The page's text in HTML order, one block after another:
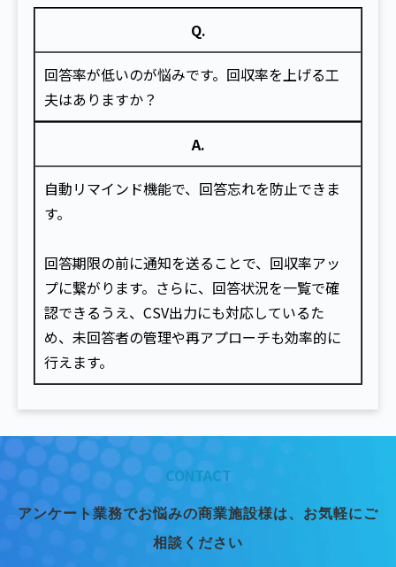
Q.
回答率が低いのが悩みです。回収率を上げる工
夫はありますか？
A.
自動リマインド機能で、回答忘れを防止できま
す。
回答期限の前に通知を送ることで、回収率アッ
プに繋がります。さらに、回答状況を一覧で確
認できるうえ、CSV出力にも対応しているた
め、未回答者の管理や再アプローチも効率的に
行えます。
CONTACT
アンケート業務でお悩みの商業施設様は、お気軽にご
相談ください